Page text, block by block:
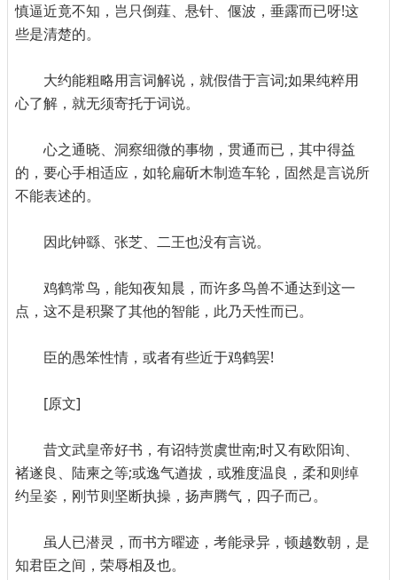
慎逼近竟不知，岂只倒薤、悬针、偃波，垂露而已呀!这
些是清楚的。
大约能粗略用言词解说，就假借于言词;如果纯粹用
心了解，就无须寄托于词说。
心之通晓、洞察细微的事物，贯通而已，其中得益
的，要心手相适应，如轮扁斫木制造车轮，固然是言说所
不能表述的。
因此钟繇、张芝、二王也没有言说。
鸡鹤常鸟，能知夜知晨，而许多鸟兽不通达到这一
点，这不是积聚了其他的智能，此乃天性而已。
臣的愚笨性情，或者有些近于鸡鹤罢!
[原文]
昔文武皇帝好书，有诏特赏虞世南;时又有欧阳询、
褚遂良、陆柬之等;或逸气遒拔，或雅度温良，柔和则绰
约呈姿，刚节则坚断执操，扬声腾气，四子而己。
虽人已潜灵，而书方曜迹，考能录异，顿越数朝，是
知君臣之间，荣辱相及也。